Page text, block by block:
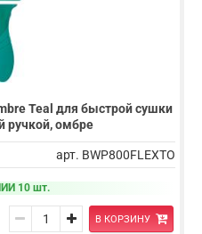
Teal для быстрой сушки
ручкой, омбре
арт. BWP800FLEXTO
10 шт.
В КОРЗИНУ